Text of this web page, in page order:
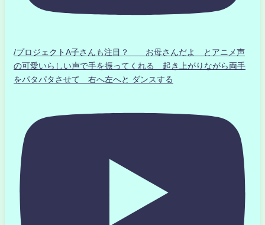
/プロジェクトA子さんも注目？ お母さんだよ とアニメ声
の可愛いらしい声で手を振ってくれる 起き上がりながら両手
をパタパタさせて 右へ左へと ダンスする